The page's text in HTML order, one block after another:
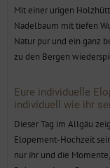
Nadelbaum mit tiefen
Natur pur und ein ganz
zu den Bergen
individuell wie ihr seid
Dieser Tag im Allgäu
Elopement-Hochzeit
nur ihr und die
Ruhe an einem See